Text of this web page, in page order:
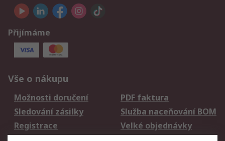
Přijímáme
Vše o nákupu
Možnosti doručení
PDF faktura
Sledování zásilky
Služba naceňování BOM
Registrace
Velké objednávky